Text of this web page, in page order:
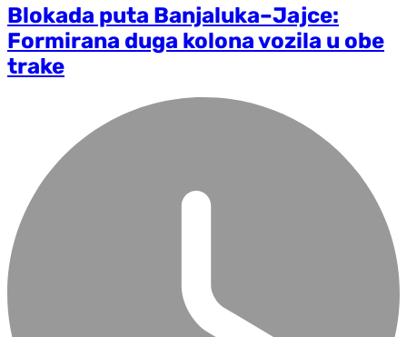
Blokada puta Banjaluka–Jajce:
Formirana duga kolona vozila u obe
trake